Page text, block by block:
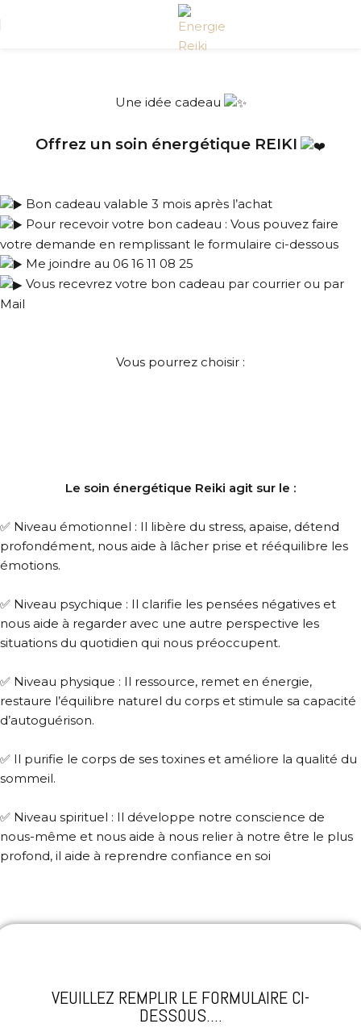
Une idée cadeau
Offrez un soin énergétique REIKI
Bon cadeau valable 3 mois après l’achat
Pour recevoir votre bon cadeau : Vous pouvez faire
votre demande en remplissant le formulaire ci-dessous
Me joindre au 06 16 11 08 25
Vous recevrez votre bon cadeau par courrier ou par
Mail
Vous pourrez choisir :
Le soin énergétique Reiki agit sur le :
✅ Niveau émotionnel : Il libère du stress, apaise, détend
profondément, nous aide à lâcher prise et rééquilibre les
émotions.
✅ Niveau psychique : Il clarifie les pensées négatives et
nous aide à regarder avec une autre perspective les
situations du quotidien qui nous préoccupent.
✅ Niveau physique : Il ressource, remet en énergie,
restaure l’équilibre naturel du corps et stimule sa capacité
d’autoguérison.
✅ Il purifie le corps de ses toxines et améliore la qualité du
sommeil.
✅ Niveau spirituel : Il développe notre conscience de
nous-même et nous aide à nous relier à notre être le plus
profond, il aide à reprendre confiance en soi
VEUILLEZ REMPLIR LE FORMULAIRE CI-
DESSOUS....